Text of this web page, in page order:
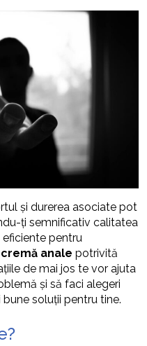
și durerea asociate pot
ți semnificativ calitatea
eficiente pentru
cremă anale potrivită
de mai jos te vor ajuta
și să faci alegeri
soluții pentru tine.